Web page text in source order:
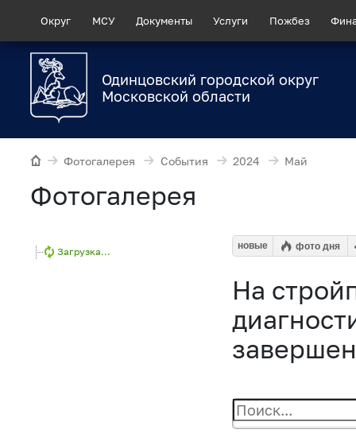
Округ МСУ Документы Услуги Пожбез
Одинцовский городской округ
Московской области
Фотогалерея События 2024 Май
Фотогалерея
Загрузка...
новые фото дня
На